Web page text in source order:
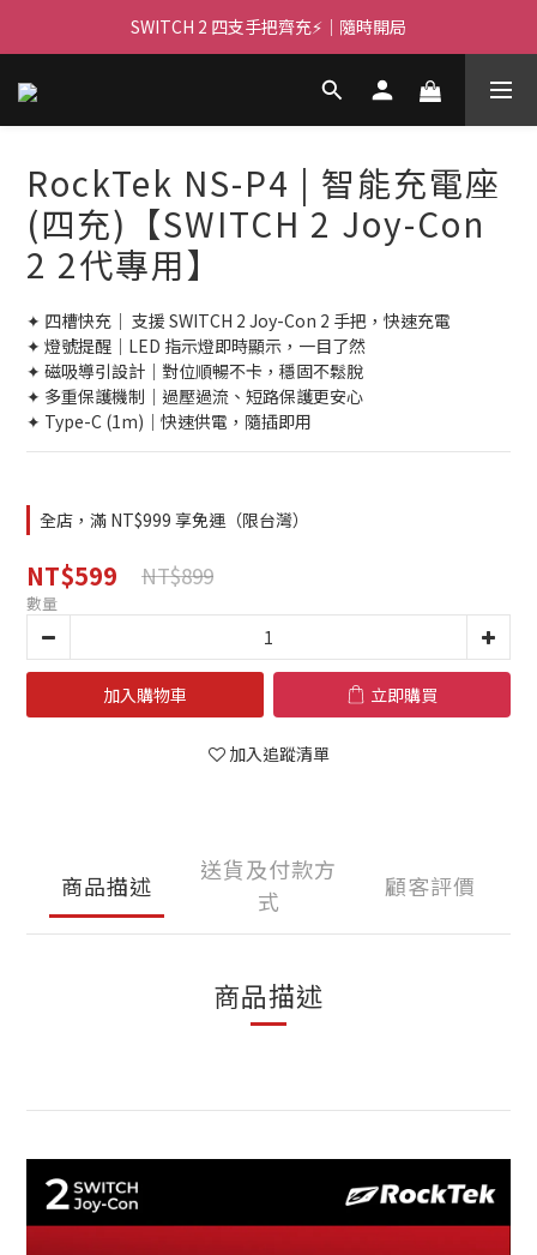
🌌 高亮大畫面 🏃 ｜PJ400 投影機等你！
SWITCH 2 四支手把齊充⚡｜隨時開局
🌌 高亮大畫面 🏃 ｜PJ400 投影機等你！
RockTek NS-P4 | 智能充電座
(四充)【SWITCH 2 Joy-Con
2 2代專用】
✦ 四槽快充｜ 支援 SWITCH 2 Joy-Con 2 手把，快速充電
✦ 燈號提醒｜LED 指示燈即時顯示，一目了然
✦ 磁吸導引設計｜對位順暢不卡，穩固不鬆脫
✦ 多重保護機制｜過壓過流、短路保護更安心
✦ Type-C (1m)｜快速供電，隨插即用
全店，滿 NT$999 享免運（限台灣）
NT$599 NT$899
數量
加入購物車 立即購買
加入追蹤清單
商品描述
送貨及付款方
式
顧客評價
商品描述